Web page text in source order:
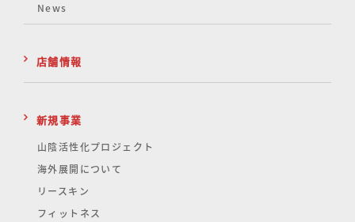
News
店舗情報
新規事業
山陰活性化プロジェクト
海外展開について
リースキン
フィットネス